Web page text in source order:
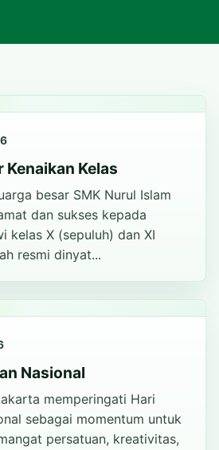
Kelas
besar SMK Nurul Islam
dan sukses kepada
kelas X (sepuluh) dan XI
resmi dinyat...
Nasional
memperingati Hari
sebagai momentum untuk
persatuan, kreativitas,